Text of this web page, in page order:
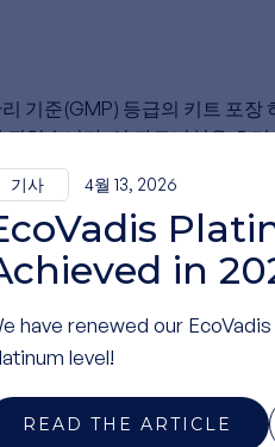
기사 4월 13, 2026
in
have renewed our
level!
READ THE ARTICLE
기준(GMP) 등급의 키트 포장
었습니다. 이 파트너십은 초기
구, 개발 및 상업화 간의 격차
히 알아보세요.